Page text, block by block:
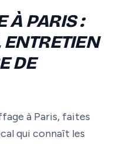
À PARIS :
DE
à Paris, faites
qui connaît les